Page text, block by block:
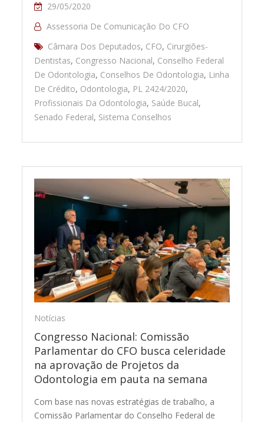
29/05/2020
Assessoria De Comunicação Do CFO
Câmara Dos Deputados, CFO, Cirurgiões-
Dentistas, Congresso Nacional, Conselho Federal
De Odontologia, Conselhos De Odontologia, Linha
De Crédito, Odontologia, PL 2424/2020,
Profissionais Da Odontologia, Saúde Bucal,
Senado Federal, Sistema Conselhos
Notícias
Congresso Nacional: Comissão
Parlamentar do CFO busca celeridade
na aprovação de Projetos da
Odontologia em pauta na semana
Com base nas novas estratégias de trabalho, a
Comissão Parlamentar do Conselho Federal de